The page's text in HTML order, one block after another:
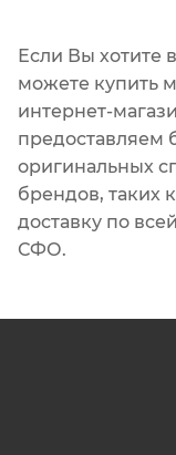
Если Вы хотите
можете купить
интернет-
предоставляем
оригинальных
брендов, таких
доставку по
СФО.